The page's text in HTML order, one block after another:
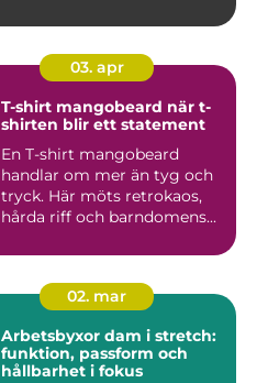
03. apr
T-shirt mangobeard när t-
shirten blir ett statement
En T-shirt mangobeard
handlar om mer än tyg och
tryck. Här möts retrokaos,
hårda riff och barndomens...
02. mar
Arbetsbyxor dam i stretch:
funktion, passform och
hållbarhet i fokus